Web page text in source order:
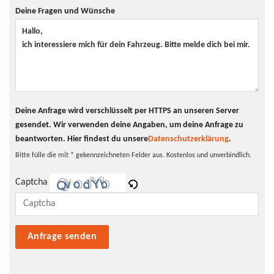
Klimaanlage
Innentyp
Pannenhilfe Pannenkit
Deine Fragen und Wünsche
Deine Anfrage wird verschlüsselt per HTTPS an unseren Server
gesendet. Wir verwenden deine Angaben, um deine Anfrage zu
beantworten. Hier findest du unsereDatenschutzerklärung.
Bitte fülle die mit * gekennzeichneten Felder aus. Kostenlos und unverbindlich.
Bitte lasse dieses Feld leer.
Captcha